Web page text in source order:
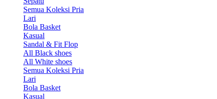
Semua Koleksi Pria
Lari
Bola Basket
Kasual
Sandal & Fit Flop
All Black shoes
All White shoes
Semua Koleksi Pria
Lari
Bola Basket
Kasual